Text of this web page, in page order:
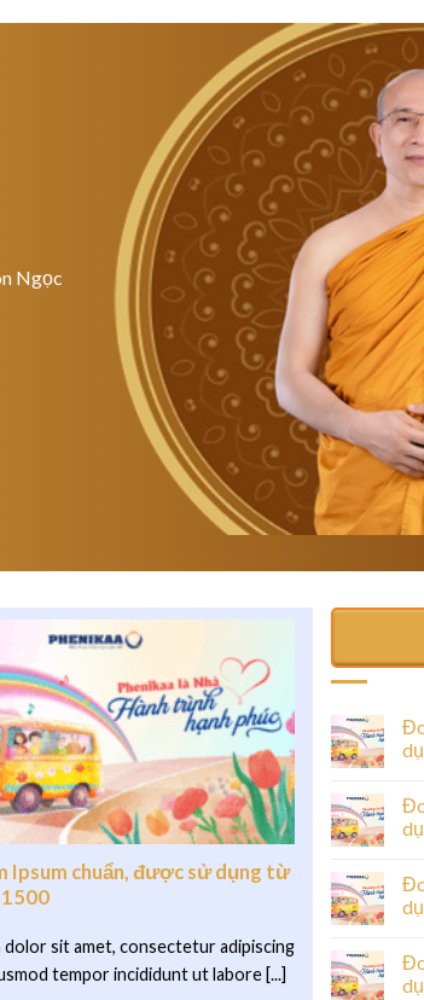
Ngọc
Ipsum chuẩn, được sử dụng từ
dolor sit amet, consectetur adipiscing
tempor incididunt ut labore [...]